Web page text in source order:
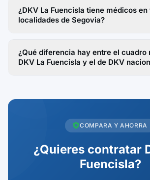
¿DKV La Fuencisla tiene médicos en
localidades de Segovia?
¿Qué diferencia hay entre el cuadro
DKV La Fuencisla y el de DKV
COMPARA Y AHORRA
¿Quieres contratar
Fuencisla?